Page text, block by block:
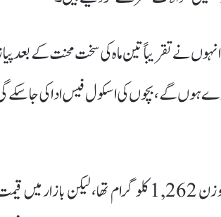
نے تقریباً تین ماہ کی سخت محنت کے بعد
ہوں گے، بچوں کی اسکول فیس ادا کی جا سکے
پرکاش گالدھر اپنی پیاز 25 بوریوں میں بھر کر زرعی منڈی پہنچے۔ پیاز کا مجموعی وزن 1,262 کلوگرام تھا، لیکن بازار